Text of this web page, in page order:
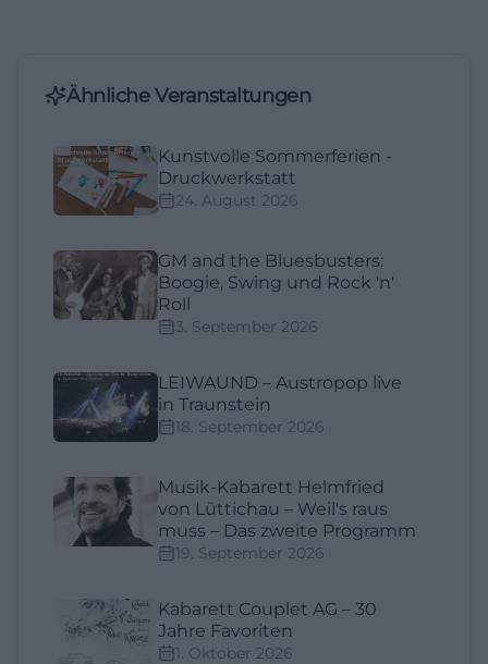
Ähnliche Veranstaltungen
Kunstvolle Sommerferien -
Druckwerkstatt
24. August 2026
GM and the Bluesbusters:
Boogie, Swing und Rock 'n'
Roll
3. September 2026
LEIWAUND – Austropop live
in Traunstein
18. September 2026
Musik-Kabarett Helmfried
von Lüttichau – Weil's raus
muss – Das zweite Programm
19. September 2026
Kabarett Couplet AG – 30
Jahre Favoriten
1. Oktober 2026